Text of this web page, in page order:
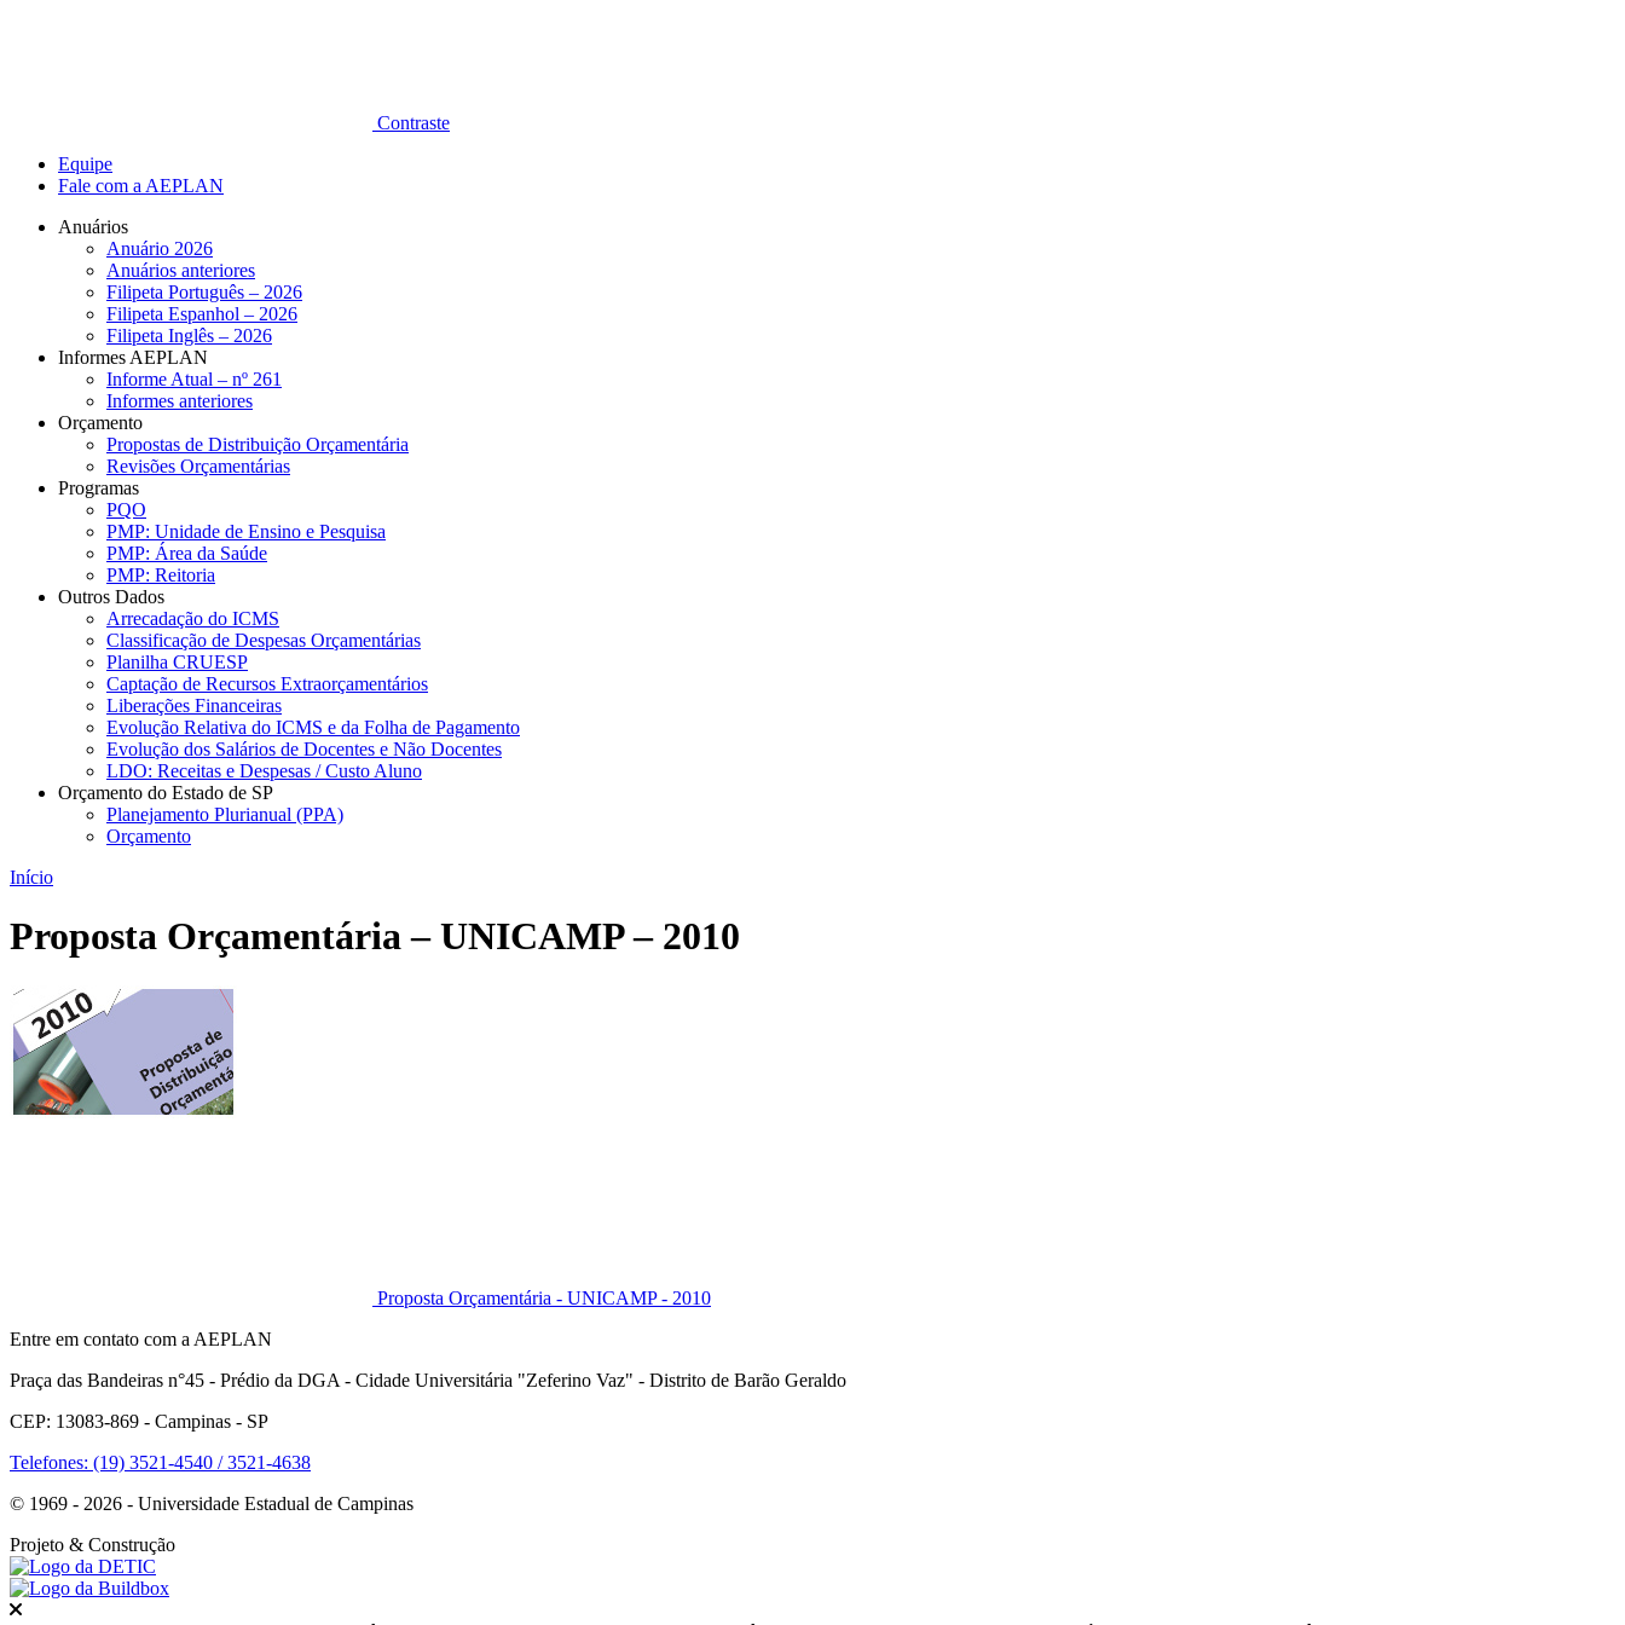
Contraste
Equipe
Fale com a AEPLAN
Anuários
Anuário 2026
Anuários anteriores
Filipeta Português – 2026
Filipeta Espanhol – 2026
Filipeta Inglês – 2026
Informes AEPLAN
Informe Atual – nº 261
Informes anteriores
Orçamento
Propostas de Distribuição Orçamentária
Revisões Orçamentárias
Programas
PQO
PMP: Unidade de Ensino e Pesquisa
PMP: Área da Saúde
PMP: Reitoria
Outros Dados
Arrecadação do ICMS
Classificação de Despesas Orçamentárias
Planilha CRUESP
Captação de Recursos Extraorçamentários
Liberações Financeiras
Evolução Relativa do ICMS e da Folha de Pagamento
Evolução dos Salários de Docentes e Não Docentes
LDO: Receitas e Despesas / Custo Aluno
Orçamento do Estado de SP
Planejamento Plurianual (PPA)
Orçamento
Início
Proposta Orçamentária – UNICAMP – 2010
Proposta Orçamentária - UNICAMP - 2010
Entre em contato com a AEPLAN
Praça das Bandeiras n°45 - Prédio da DGA - Cidade Universitária "Zeferino Vaz" - Distrito de Barão Geraldo
CEP: 13083-869 - Campinas - SP
Telefones: (19) 3521-4540 / 3521-4638
© 1969 - 2026 - Universidade Estadual de Campinas
Projeto & Construção
Fechar